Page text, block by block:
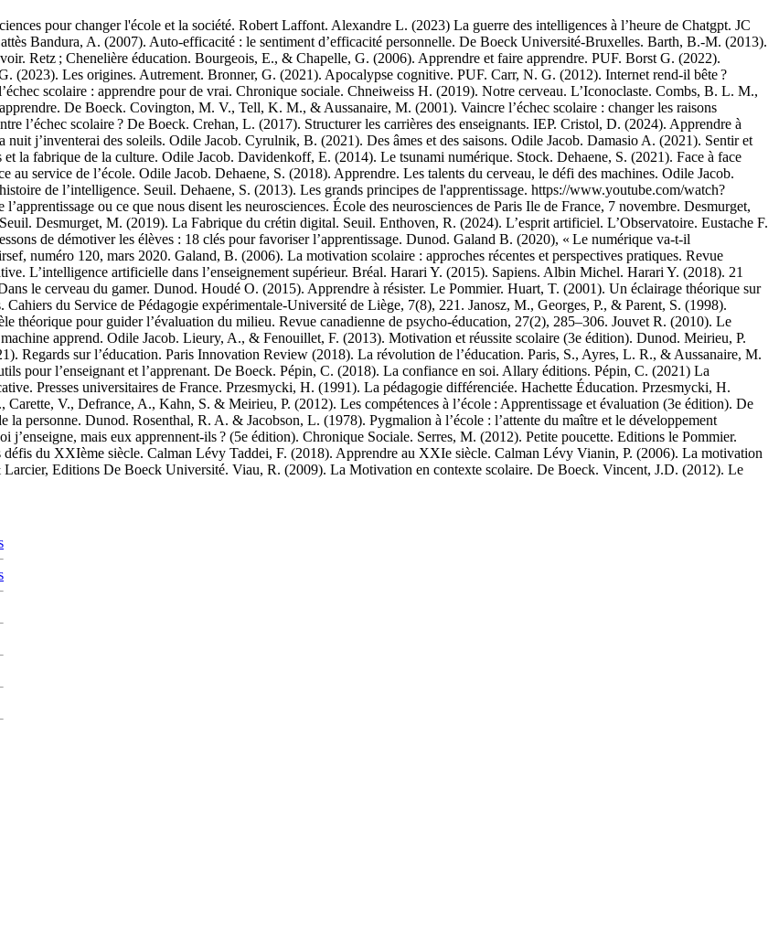
pour changer l'école et la société. Robert Laffont. Alexandre L. (2023) La guerre des intelligences à l’heure de Chatgpt. JC
Bandura, A. (2007). Auto-efficacité : le sentiment d’efficacité personnelle. De Boeck Université-Bruxelles. Barth, B.-M. (2013).
Retz ; Chenelière éducation. Bourgeois, E., & Chapelle, G. (2006). Apprendre et faire apprendre. PUF. Borst G. (2022).
(2023). Les origines. Autrement. Bronner, G. (2021). Apocalypse cognitive. PUF. Carr, N. G. (2012). Internet rend-il bête ?
scolaire : apprendre pour de vrai. Chronique sociale. Chneiweiss H. (2019). Notre cerveau. L’Iconoclaste. Combs, B. L. M.,
De Boeck. Covington, M. V., Tell, K. M., & Aussanaire, M. (2001). Vaincre l’échec scolaire : changer les raisons
l’échec scolaire ? De Boeck. Crehan, L. (2017). Structurer les carrières des enseignants. IEP. Cristol, D. (2024). Apprendre à
j’inventerai des soleils. Odile Jacob. Cyrulnik, B. (2021). Des âmes et des saisons. Odile Jacob. Damasio A. (2021). Sentir et
la fabrique de la culture. Odile Jacob. Davidenkoff, E. (2014). Le tsunami numérique. Stock. Dehaene, S. (2021). Face à face
au service de l’école. Odile Jacob. Dehaene, S. (2018). Apprendre. Les talents du cerveau, le défi des machines. Odile Jacob.
de l’intelligence. Seuil. Dehaene, S. (2013). Les grands principes de l'apprentissage. https://www.youtube.com/watch?
ou ce que nous disent les neurosciences. École des neurosciences de Paris Ile de France, 7 novembre. Desmurget,
Desmurget, M. (2019). La Fabrique du crétin digital. Seuil. Enthoven, R. (2024). L’esprit artificiel. L’Observatoire. Eustache F.
de démotiver les élèves : 18 clés pour favoriser l’apprentissage. Dunod. Galand B. (2020), « Le numérique va-t-il
numéro 120, mars 2020. Galand, B. (2006). La motivation scolaire : approches récentes et perspectives pratiques. Revue
L’intelligence artificielle dans l’enseignement supérieur. Bréal. Harari Y. (2015). Sapiens. Albin Michel. Harari Y. (2018). 21
le cerveau du gamer. Dunod. Houdé O. (2015). Apprendre à résister. Le Pommier. Huart, T. (2001). Un éclairage théorique sur
du Service de Pédagogie expérimentale-Université de Liège, 7(8), 221. Janosz, M., Georges, P., & Parent, S. (1998).
théorique pour guider l’évaluation du milieu. Revue canadienne de psycho-éducation, 27(2), 285–306. Jouvet R. (2010). Le
apprend. Odile Jacob. Lieury, A., & Fenouillet, F. (2013). Motivation et réussite scolaire (3e édition). Dunod. Meirieu, P.
Regards sur l’éducation. Paris Innovation Review (2018). La révolution de l’éducation. Paris, S., Ayres, L. R., & Aussanaire, M.
pour l’enseignant et l’apprenant. De Boeck. Pépin, C. (2018). La confiance en soi. Allary éditions. Pépin, C. (2021) La
Presses universitaires de France. Przesmycki, H. (1991). La pédagogie différenciée. Hachette Éducation. Przesmycki, H.
V., Defrance, A., Kahn, S. & Meirieu, P. (2012). Les compétences à l’école : Apprentissage et évaluation (3e édition). De
personne. Dunod. Rosenthal, R. A. & Jacobson, L. (1978). Pygmalion à l’école : l’attente du maître et le développement
mais eux apprennent-ils ? (5e édition). Chronique Sociale. Serres, M. (2012). Petite poucette. Editions le Pommier.
défis du XXIème siècle. Calman Lévy Taddei, F. (2018). Apprendre au XXIe siècle. Calman Lévy Vianin, P. (2006). La motivation
Larcier, Editions De Boeck Université. Viau, R. (2009). La Motivation en contexte scolaire. De Boeck. Vincent, J.D. (2012). Le